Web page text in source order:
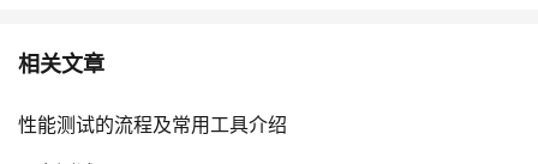
相关文章
性能测试的流程及常用工具介绍